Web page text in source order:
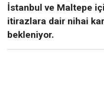
İstanbul ve Maltepe
itirazlara dair nihai
bekleniyor.